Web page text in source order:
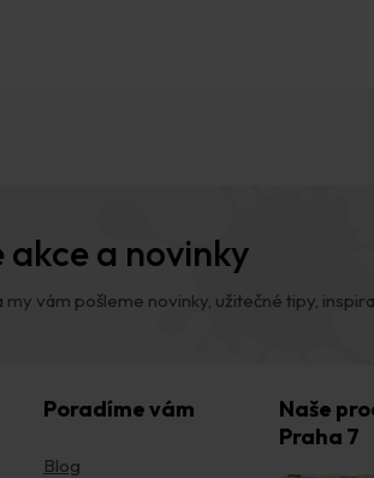
a novinky
vám pošleme novinky, užitečné tipy,
Poradíme vám
Blog
Naše
Praha 7